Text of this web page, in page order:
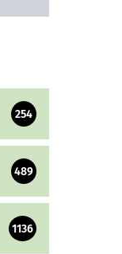
254
489
1136